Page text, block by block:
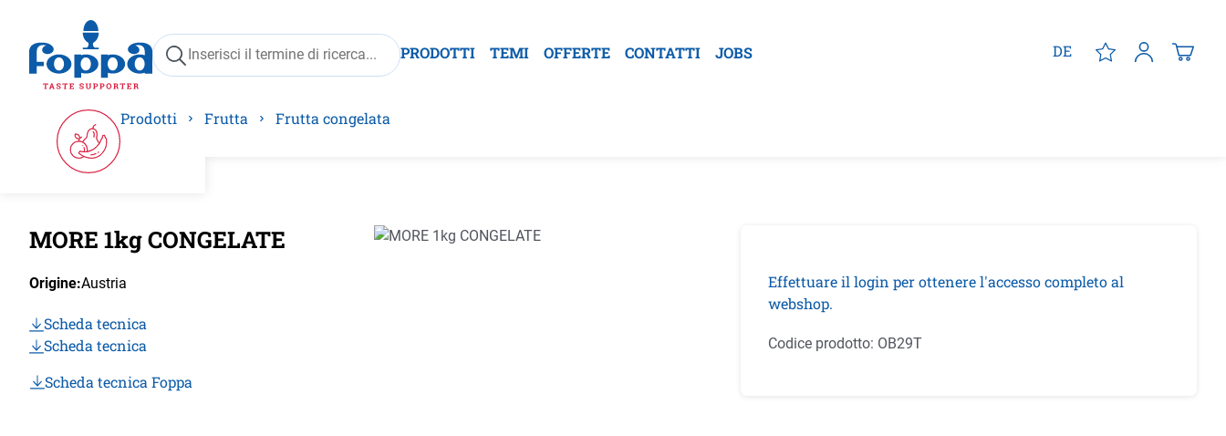
Passa alla navigazione principale
PRODOTTI TEMI OFFERTE CONTATTI JOBS DE
Prodotti Frutta Frutta congelata
MORE 1kg CONGELATE
Origine:Austria
Scheda tecnica
Scheda tecnica
Scheda tecnica Foppa
Salta la galleria di immagini
Effettuare il login per ottenere l'accesso completo al
webshop.
Codice prodotto: OB29T